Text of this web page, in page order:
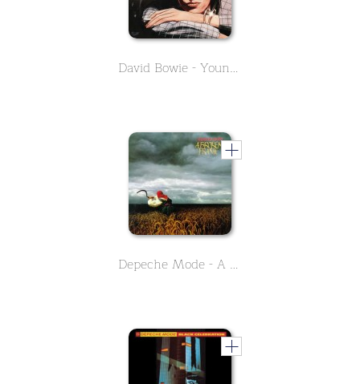
David Bowie - Young Americans
Depeche Mode - A Broken Flame